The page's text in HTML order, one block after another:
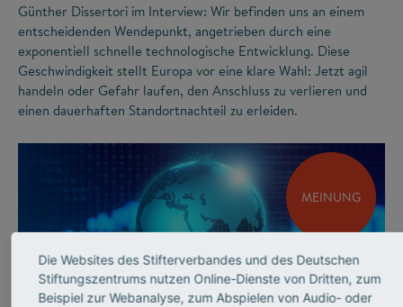
Günther Dissertori im Interview: Wir befinden uns an einem
entscheidenden Wendepunkt, angetrieben durch eine
exponentiell schnelle technologische Entwicklung. Diese
Geschwindigkeit stellt Europa vor eine klare Wahl: Jetzt agil
handeln oder Gefahr laufen, den Anschluss zu verlieren und
einen dauerhaften Standortnachteil zu erleiden.
MEINUNG
Die Websites des Stifterverbandes und des Deutschen
Stiftungszentrums nutzen Online-Dienste von Dritten, zum
Beispiel zur Webanalyse, zum Abspielen von Audio- oder